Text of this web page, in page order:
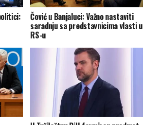
Čović u Banjaluci: Važno nastaviti
saradnju sa predstavnicima vlasti u
RS-u